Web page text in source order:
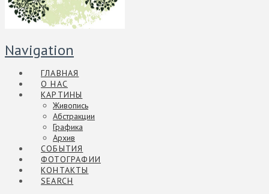
Navigation
ГЛАВНАЯ
О НАС
КАРТИНЫ
Живопись
Абстракции
Графика
Архив
СОБЫТИЯ
ФОТОГРАФИИ
КОНТАКТЫ
SEARCH